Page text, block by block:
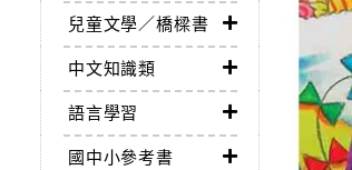
兒童文學／橋樑書
中文知識類
語言學習
國中小參考書